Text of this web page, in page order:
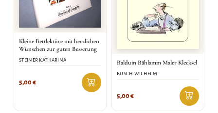
Kleine Bettlektüre mit herzlichen
Wünschen zur guten Besserung
STEINER KATHARINA
5,00€
Balduin Bählamm Maler Klecksel
BUSCH WILHELM
5,00€